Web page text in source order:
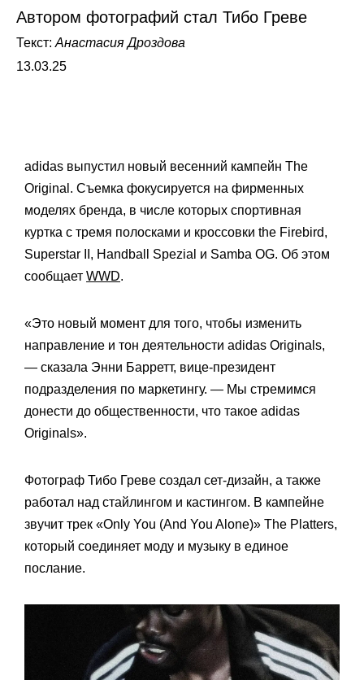
Автором фотографий стал Тибо Греве
Текст: Анастасия Дроздова
13.03.25
adidas выпустил новый весенний кампейн The
Original. Съемка фокусируется на фирменных
моделях бренда, в числе которых спортивная
куртка с тремя полосками и кроссовки the Firebird,
Superstar II, Handball Spezial и Samba OG. Об этом
сообщает WWD.
«Это новый момент для того, чтобы изменить
направление и тон деятельности adidas Originals,
— сказала Энни Барретт, вице-президент
подразделения по маркетингу. — Мы стремимся
донести до общественности, что такое adidas
Originals».
Фотограф Тибо Греве создал сет-дизайн, а также
работал над стайлингом и кастингом. В кампейне
звучит трек «Only You (And You Alone)» The Platters,
который соединяет моду и музыку в единое
послание.